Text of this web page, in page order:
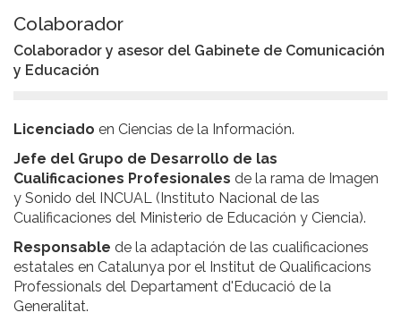
Colaborador
Colaborador y asesor del Gabinete de Comunicación
y Educación
Licenciado en Ciencias de la Información.
Jefe del Grupo de Desarrollo de las
Cualificaciones Profesionales de la rama de Imagen
y Sonido del INCUAL (Instituto Nacional de las
Cualificaciones del Ministerio de Educación y Ciencia).
Responsable de la adaptación de las cualificaciones
estatales en Catalunya por el Institut de Qualificacions
Professionals del Departament d'Educació de la
Generalitat.